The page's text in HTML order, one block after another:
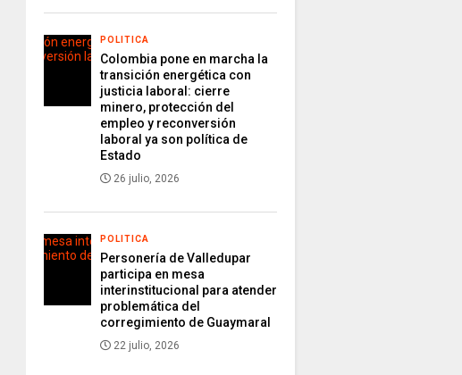
POLITICA
Colombia pone en marcha la
transición energética con
justicia laboral: cierre
minero, protección del
empleo y reconversión
laboral ya son política de
Estado
26 julio, 2026
POLITICA
Personería de Valledupar
participa en mesa
interinstitucional para atender
problemática del
corregimiento de Guaymaral
22 julio, 2026